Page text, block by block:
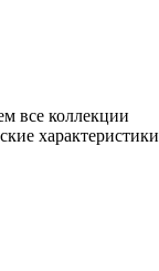
все коллекции
характеристики